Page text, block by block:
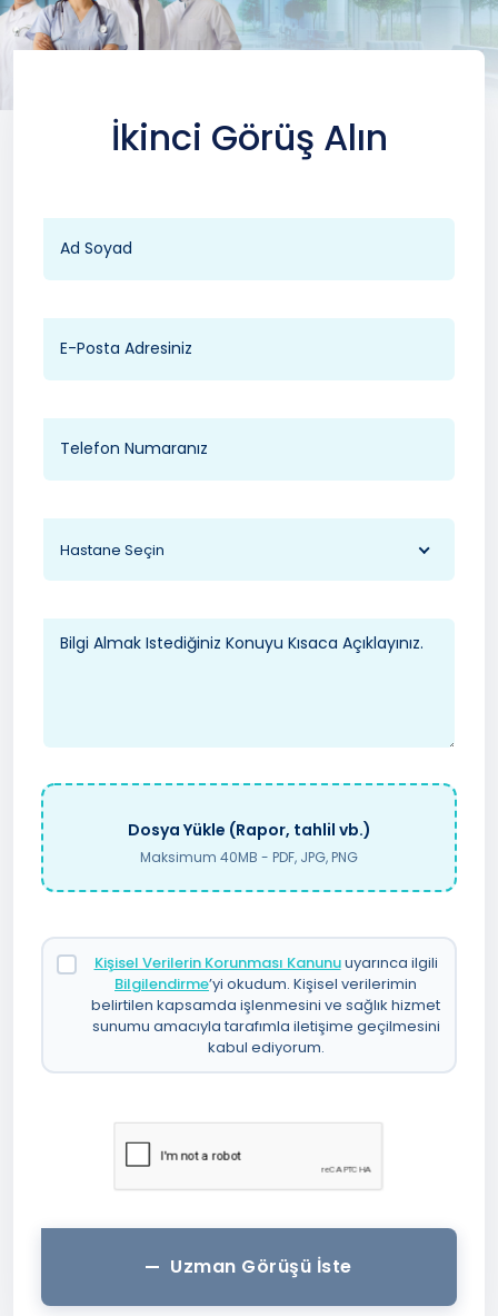
İkinci Görüş Alın
Hastane Seçin
Dosya Yükle (Rapor, tahlil vb.)
Maksimum 40MB - PDF, JPG, PNG
Kişisel Verilerin Korunması Kanunuuyarınca ilgili
Bilgilendirme’yi okudum. Kişisel verilerimin
belirtilen kapsamda işlenmesini ve sağlık hizmet
sunumu amacıyla tarafımla iletişime geçilmesini
kabul ediyorum.
Uzman Görüşü İste